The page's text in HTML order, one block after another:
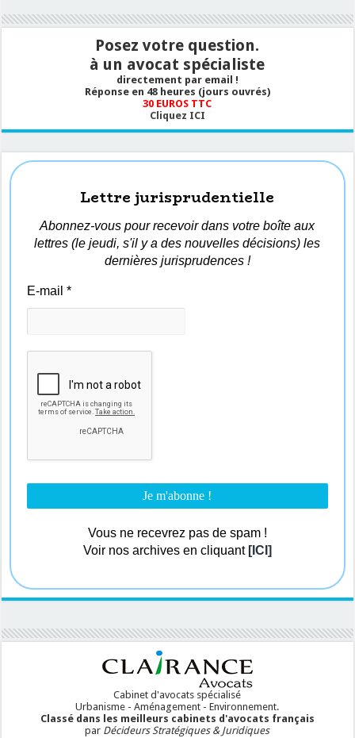
Posez votre question.
à un avocat spécialiste
directement par email !
Réponse en 48 heures (jours ouvrés)
30 EUROS TTC
Cliquez ICI
Lettre jurisprudentielle
Abonnez-vous pour recevoir dans votre boîte aux
lettres (le jeudi, s'il y a des nouvelles décisions) les
dernières jurisprudences !
E-mail*
Vous ne recevrez pas de spam !
Voir nos archives en cliquant [ICI]
Cabinet d'avocats spécialisé
Urbanisme - Aménagement - Environnement.
Classé dans les meilleurs cabinets d'avocats français
par Décideurs Stratégiques & Juridiques